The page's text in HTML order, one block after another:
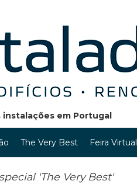
em Portugal
The Very Best Feira Virtual
'The Very Best'